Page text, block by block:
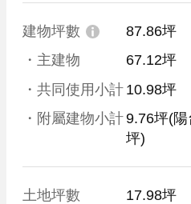
建物坪數
87.86坪
・主建物
67.12坪
・共同使用小計 10.98坪
・附屬建物小計9.76坪(陽
坪)
土地坪數
17.98坪